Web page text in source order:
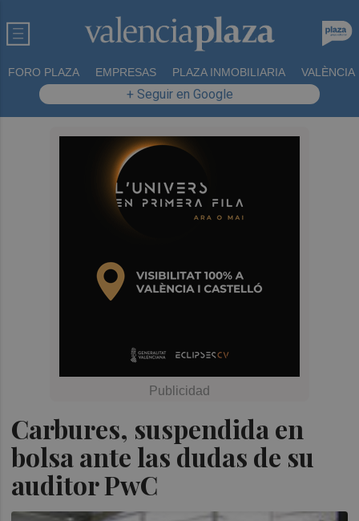
FORO PLAZA EMPRESAS PLAZA INMOBILIARIA VALÈNCIA
+ Seguir en Google
Carbures, suspendida en
bolsa ante las dudas de su
auditor PwC